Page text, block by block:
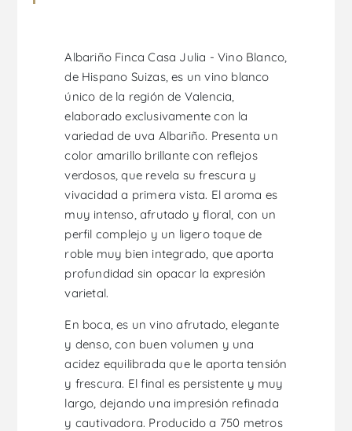
Albariño Finca Casa Julia - Vino Blanco,
de Hispano Suizas, es un vino blanco
único de la región de Valencia,
elaborado exclusivamente con la
variedad de uva Albariño. Presenta un
color amarillo brillante con reflejos
verdosos, que revela su frescura y
vivacidad a primera vista. El aroma es
muy intenso, afrutado y floral, con un
perfil complejo y un ligero toque de
roble muy bien integrado, que aporta
profundidad sin opacar la expresión
varietal.
En boca, es un vino afrutado, elegante
y denso, con buen volumen y una
acidez equilibrada que le aporta tensión
y frescura. El final es persistente y muy
largo, dejando una impresión refinada
y cautivadora. Producido a 750 metros